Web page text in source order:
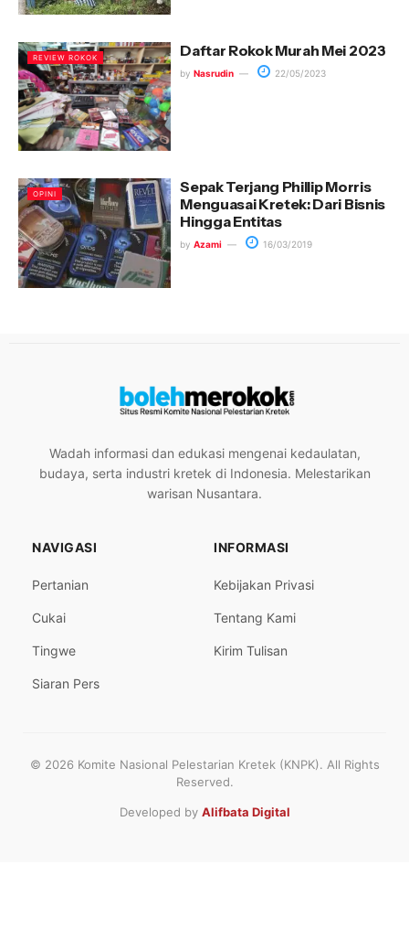
REVIEW ROKOK Daftar Rokok Murah Mei 2023
by Nasrudin 22/05/2023
OPINI
Sepak Terjang Phillip Morris
Menguasai Kretek: Dari Bisnis
Hingga Entitas
by Azami 16/03/2019
Wadah informasi dan edukasi mengenai kedaulatan,
budaya, serta industri kretek di Indonesia. Melestarikan
warisan Nusantara.
NAVIGASI
Pertanian
Cukai
Tingwe
Siaran Pers
INFORMASI
Kebijakan Privasi
Tentang Kami
Kirim Tulisan
© 2026 Komite Nasional Pelestarian Kretek (KNPK). All Rights
Reserved.
Developed by Alifbata Digital